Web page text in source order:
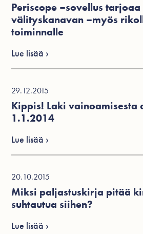
20.10.2015
Miksi paljastuskirja pitää
suhtautua siihen?
Lue lisää ›
29.12.2015
Kippis! Laki vainoamisesta
1.1.2014
Lue lisää ›
Periscope –sovellus
välityskanavan –myös
toiminnalle
Lue lisää ›